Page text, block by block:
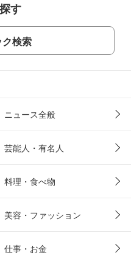
す
ク検索
ニュース全般
芸能人・有名人
料理・食べ物
美容・ファッション
仕事・お金